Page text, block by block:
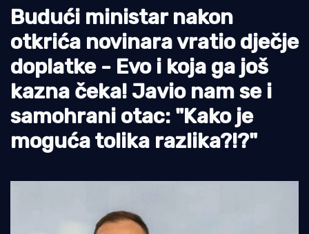
Ekologija
Tradicija i kultura
Budući ministar nakon
otkrića novinara vratio dječje
doplatke - Evo i koja ga još
kazna čeka! Javio nam se i
samohrani otac: "Kako je
moguća tolika razlika?!?"